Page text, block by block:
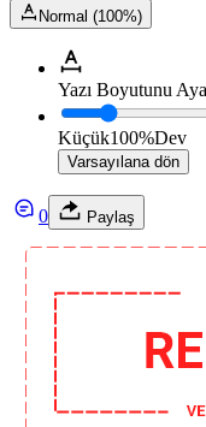
Normal (100%)
Yazı Boyutunu
Küçük100%Dev
Varsayılana dön
0 Paylaş